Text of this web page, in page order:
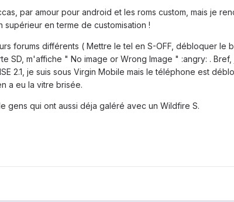
par amour pour android et les roms custom, mais je
en terme de customisation !
forums différents ( Mettre le tel en S-OFF, débloquer
SD, m'affiche " No image or Wrong Image " :angry: .
2.1, je suis sous Virgin Mobile mais le téléphone est
a eu la vitre brisée.
gens qui ont aussi déja galéré avec un Wildfire S.